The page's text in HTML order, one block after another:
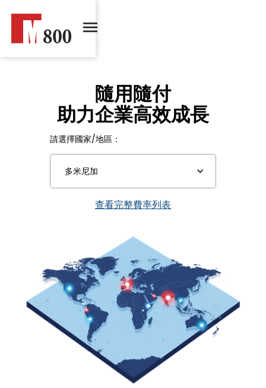
隨用隨付
助力企業高效成長
請選擇國家/地區：
多米尼加
查看完整費率列表